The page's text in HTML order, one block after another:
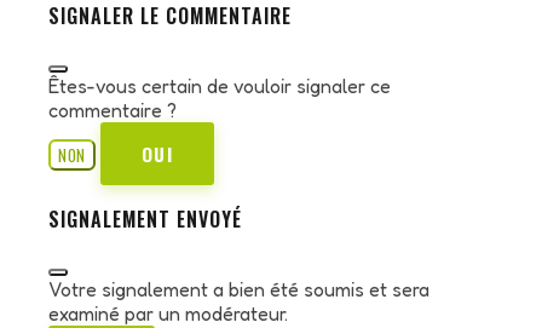
SIGNALER LE COMMENTAIRE
Êtes-vous certain de vouloir signaler ce
commentaire ?
NON
OUI
SIGNALEMENT ENVOYÉ
Votre signalement a bien été soumis et sera
examiné par un modérateur.